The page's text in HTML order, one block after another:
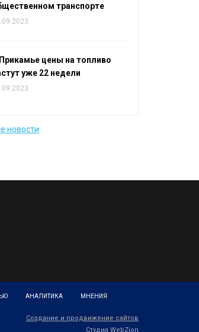
транспорте
цены на топливо
уже 22 недели
новости
АНАЛИТИКА МНЕНИЯ
Создание и продвижение сайтов
Студия WebZion